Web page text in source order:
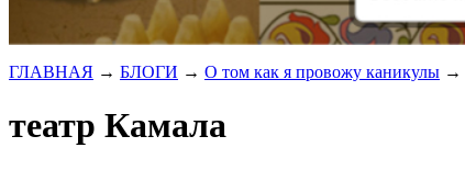
ГЛАВНАЯ → БЛОГИ → О том как я провожу каникулы →
театр Камала